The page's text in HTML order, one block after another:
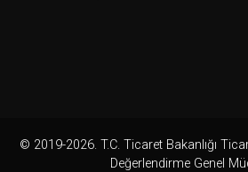
© 2019-2026. T.C. Ticaret Bakanlığı
Değerlendirme Genel